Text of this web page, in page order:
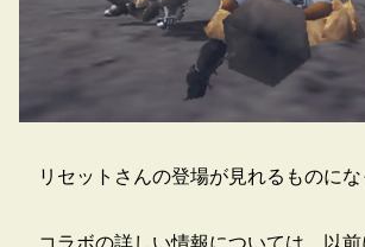
リセットさんの登場が見れるものにな
コラボの詳しい情報については、以前